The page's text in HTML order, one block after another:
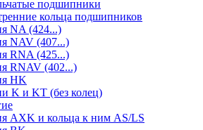
подшипники
кольца подшипников
NA (424...)
NAV (407...)
RNA (425...)
RNAV (402...)
HK
K и KT (без колец)
AXK и кольца к ним AS/LS